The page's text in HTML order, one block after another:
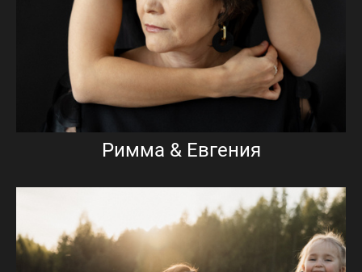
Римма & Евгения